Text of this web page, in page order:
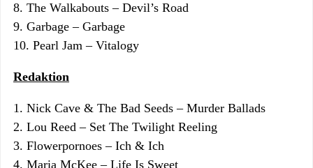
8. The Walkabouts – Devil’s Road
9. Garbage – Garbage
10. Pearl Jam – Vitalogy
Redaktion
1. Nick Cave & The Bad Seeds – Murder Ballads
2. Lou Reed – Set The Twilight Reeling
3. Flowerpornoes – Ich & Ich
4. Maria McKee – Life Is Sweet